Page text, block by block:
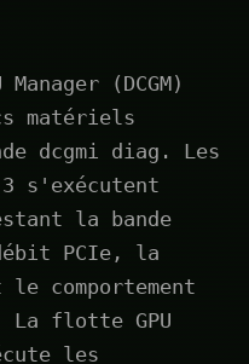
(DCGM)
matériels
dcgmi diag. Les
s'exécutent
la bande
PCIe, la
comportement
La flotte GPU
les